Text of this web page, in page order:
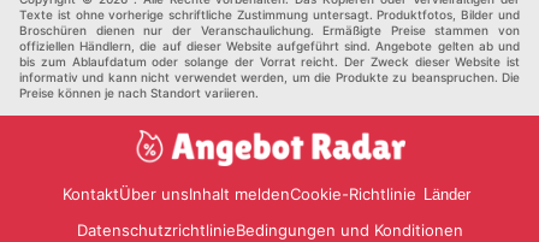
Texte ist ohne vorherige schriftliche Zustimmung untersagt. Produktfotos, Bilder und
Broschüren dienen nur der Veranschaulichung. Ermäßigte Preise stammen von
offiziellen Händlern, die auf dieser Website aufgeführt sind. Angebote gelten ab und
bis zum Ablaufdatum oder solange der Vorrat reicht. Der Zweck dieser Website ist
informativ und kann nicht verwendet werden, um die Produkte zu beanspruchen. Die
Preise können je nach Standort variieren.
KontaktÜber unsInhalt meldenCookie-Richtlinie Länder
DatenschutzrichtlinieBedingungen und Konditionen